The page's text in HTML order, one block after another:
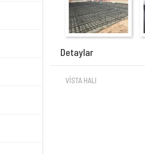
Detaylar
VİSTA HALI